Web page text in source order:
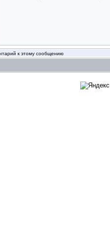
к этому сообщению